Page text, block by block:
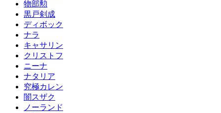
物部勲
黒戸剣成
ディボック
ナラ
キャサリン
クリストフ
ニーナ
ナタリア
究極カレン
闇スザク
ノーランド